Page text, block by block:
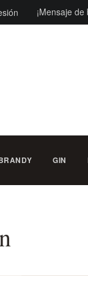
¡Mensaje
GIN